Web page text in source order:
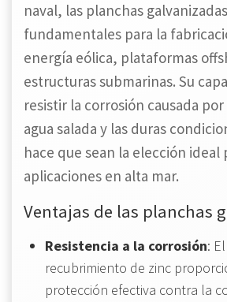
naval, las planchas
fundamentales para la
energía eólica, plataformas
estructuras submarinas. Su
resistir la corrosión causada
agua salada y las duras
hace que sean la elección ideal
aplicaciones en alta mar.
Ventajas de las planchas
Resistencia a la corrosión: El
recubrimiento de zinc
protección efectiva contra la